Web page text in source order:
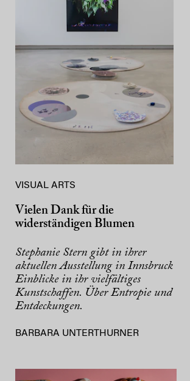
VISUAL ARTS
Vielen Dank für die
widerständigen Blumen
Stephanie Stern gibt in ihrer
aktuellen Ausstellung in Innsbruck
Einblicke in ihr vielfältiges
Kunstschaffen. Über Entropie und
Entdeckungen.
BARBARA UNTERTHURNER